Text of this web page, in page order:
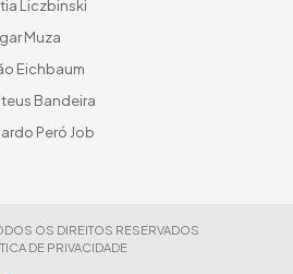
Liczbinski
Muza
Eichbaum
Bandeira
Peró Job
OS DIREITOS RESERVADOS
DE PRIVACIDADE